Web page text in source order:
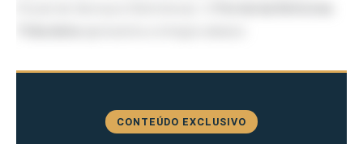
CONTEÚDO EXCLUSIVO